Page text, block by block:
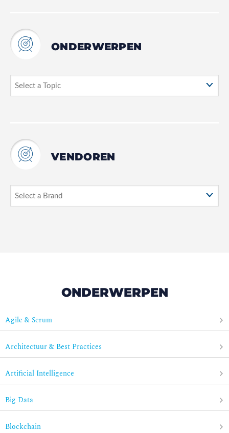
ONDERWERPEN
VENDOREN
ONDERWERPEN
Agile & Scrum
Architectuur & Best Practices
Artificial Intelligence
Big Data
Blockchain